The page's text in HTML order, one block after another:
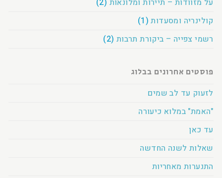
על מזוודות – תיירות ומלונאות (2)
קולינריה ומסעדות (1)
רשמי צפייה – ביקורת תרבות (2)
פוסטים אחרונים בבלוג
לזעוק עד לב שמים
"האמת" במלוא כיעורה
עד כאן
שאלות לשנה החדשה
התנערות מאחריות